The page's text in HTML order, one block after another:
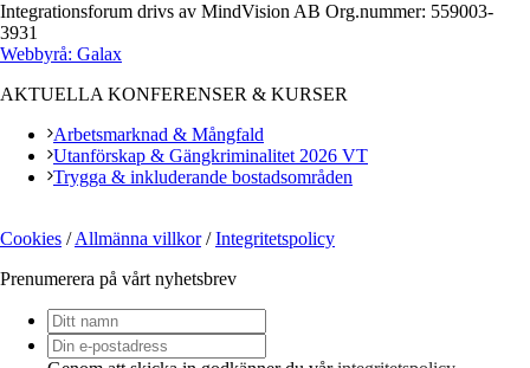
Integrationsforum drivs av MindVision AB Org.nummer: 559003-
3931
Webbyrå: Galax
AKTUELLA KONFERENSER & KURSER
Arbetsmarknad & Mångfald
Utanförskap & Gängkriminalitet 2026 VT
Trygga & inkluderande bostadsområden
Cookies /Allmänna villkor/Integritetspolicy
Prenumerera på vårt nyhetsbrev
Ditt
namn
Din
e-